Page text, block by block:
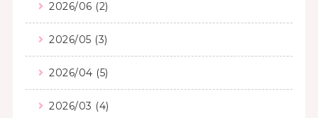
2026/06 (2)
2026/05 (3)
2026/04 (5)
2026/03 (4)